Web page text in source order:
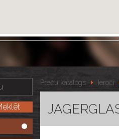
Preču katalogs Ieroči